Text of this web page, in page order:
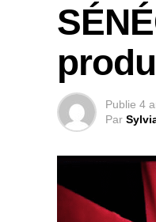
Publie 4
Par